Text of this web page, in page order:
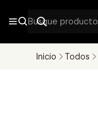
Inicio Todos